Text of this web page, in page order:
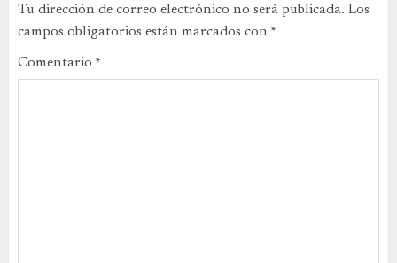
Tu dirección de correo electrónico no será publicada. Los
campos obligatorios están marcados con *
Comentario *